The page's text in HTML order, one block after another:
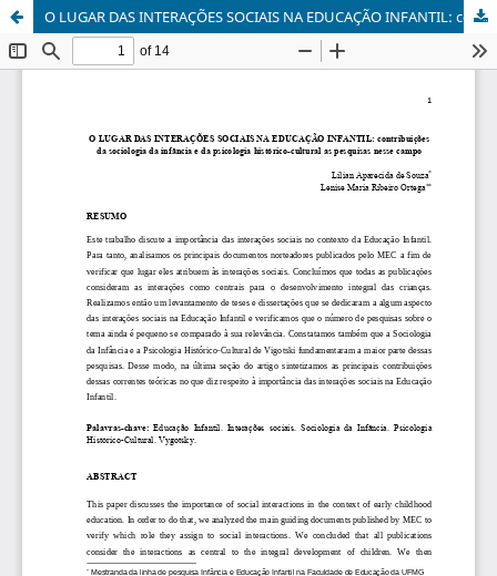
O LUGAR DAS INTERAÇÕES SOCIAIS NA EDUCAÇÃO INFANTIL: contribuições da sociologia da infância e da psicologia histórico-cultural as pesquisas nesse campo